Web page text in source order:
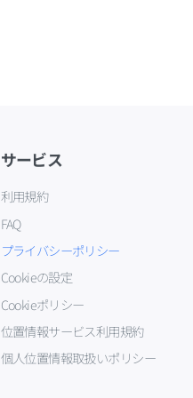
サービス
利用規約
FAQ
プライバシーポリシー
Cookieの設定
Cookieポリシー
位置情報サービス利用規約
個人位置情報取扱いポリシー